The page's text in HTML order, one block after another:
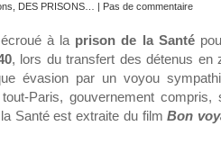
DES PRISONS… | Pas de commentaire
à la prison de la Santé
, lors du transfert des détenus en
évasion par un voyou
Paris, gouvernement compris,
Santé est extraite du filmBon